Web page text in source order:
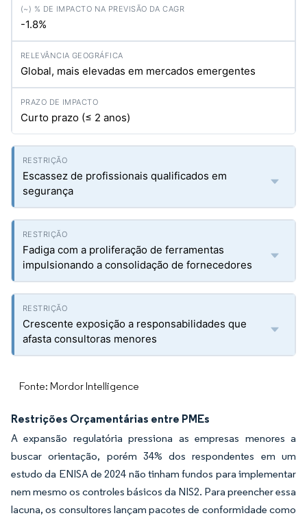
-1.8%
Global, mais elevadas em mercados emergentes
Curto prazo (≤ 2 anos)
Escassez de profissionais qualificados em
segurança
Fadiga com a proliferação de ferramentas
impulsionando a consolidação de fornecedores
Crescente exposição a responsabilidades que
afasta consultoras menores
Fonte: Mordor Intelligence
Restrições Orçamentárias entre PMEs
A expansão regulatória pressiona as empresas menores a
buscar orientação, porém 34% dos respondentes em um
estudo da ENISA de 2024 não tinham fundos para implementar
nem mesmo os controles básicos da NIS2. Para preencher essa
lacuna, os consultores lançam pacotes de conformidade como